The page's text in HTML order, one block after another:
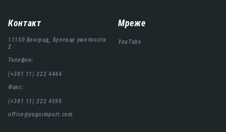
Контакт
11150 Београд, Булевар уметности
2
Телефон:
(+381 11) 222 4444
Факс:
(+381 11) 222 4599
office@yugoimport.com
Мреже
YouTube